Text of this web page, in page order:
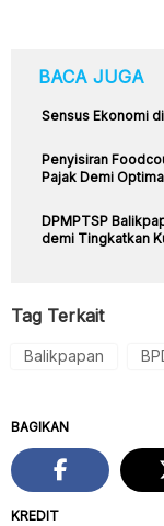
BACA JUGA
Sensus Ekonomi
Penyisiran
Pajak Demi
DPMPTSP
demi Tingkatkan
Tag Terkait
Balikpapan
KREDIT
BAGIKAN